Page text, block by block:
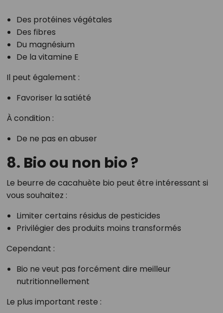
Des protéines végétales
Des fibres
Du magnésium
De la vitamine E
Il peut également :
Favoriser la satiété
À condition :
De ne pas en abuser
8. Bio ou non bio ?
Le beurre de cacahuète bio peut être intéressant si
vous souhaitez :
Limiter certains résidus de pesticides
Privilégier des produits moins transformés
Cependant :
Bio ne veut pas forcément dire meilleur
nutritionnellement
Le plus important reste :